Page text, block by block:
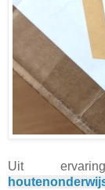
Uit